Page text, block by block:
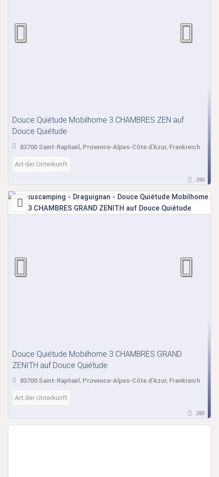
Douce Quiétude Mobilhome 3 CHAMBRES ZEN auf
Douce Quiétude
83700 Saint-Raphaël, Provence-Alpes-Côte d'Azur, Frankreich
Art der Unterkunft
283
Douce Quiétude Mobilhome 3 CHAMBRES GRAND
ZENITH auf Douce Quiétude
83700 Saint-Raphaël, Provence-Alpes-Côte d'Azur, Frankreich
Art der Unterkunft
283